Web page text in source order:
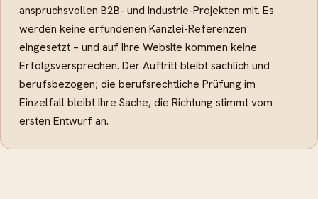
anspruchsvollen B2B- und Industrie-Projekten mit. Es
werden keine erfundenen Kanzlei-Referenzen
eingesetzt – und auf Ihre Website kommen keine
Erfolgsversprechen. Der Auftritt bleibt sachlich und
berufsbezogen; die berufsrechtliche Prüfung im
Einzelfall bleibt Ihre Sache, die Richtung stimmt vom
ersten Entwurf an.